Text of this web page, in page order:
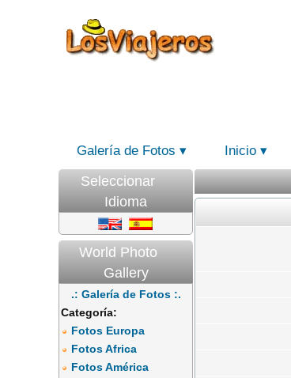
Galería de Fotos Inicio
Seleccionar
Idioma
World Photo
Gallery
.: Galería de Fotos :.
Categoría:
Fotos Europa
Fotos Africa
Fotos América